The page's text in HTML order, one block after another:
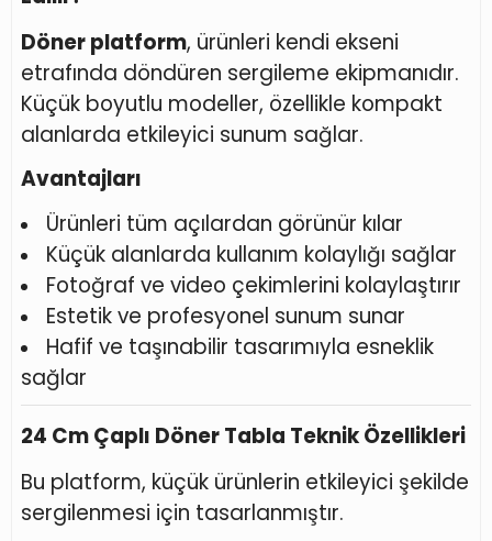
Döner platform, ürünleri kendi ekseni
etrafında döndüren sergileme ekipmanıdır.
Küçük boyutlu modeller, özellikle kompakt
alanlarda etkileyici sunum sağlar.
Avantajları
Ürünleri tüm açılardan görünür kılar
Küçük alanlarda kullanım kolaylığı sağlar
Fotoğraf ve video çekimlerini kolaylaştırır
Estetik ve profesyonel sunum sunar
Hafif ve taşınabilir tasarımıyla esneklik
sağlar
24 Cm Çaplı Döner Tabla Teknik Özellikleri
Bu platform, küçük ürünlerin etkileyici şekilde
sergilenmesi için tasarlanmıştır.